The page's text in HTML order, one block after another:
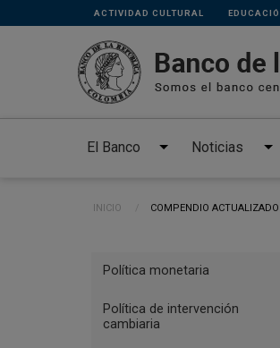
Pasar al contenido principal
Links
secundarios
ACTIVIDAD CULTURAL
El Banco Noticias
Ruta de
INICIO CURRENT:
COMPENDIO
Menu
monetaria
Política monetaria
Política de intervención
cambiaria